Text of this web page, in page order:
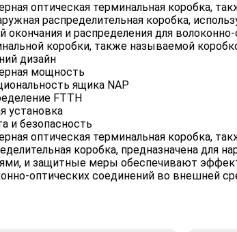
оптическая терминальная коробка,
распределительная коробка,
окончания и распределения для
коробки, также называемой
дизайн
мощность
ящика NAP
FTTH
установка
и безопасность
оптическая терминальная коробка,
коробка, предназначена для
и защитные меры обеспечивают
оптических соединений во внешней